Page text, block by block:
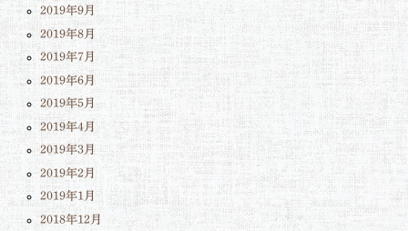
2019年9月
2019年8月
2019年7月
2019年6月
2019年5月
2019年4月
2019年3月
2019年2月
2019年1月
2018年12月